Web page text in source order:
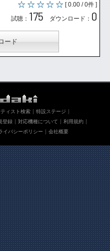
[ 0.00 / 0件 ]
試聴： 175 ダウンロード： 0
ード
ィスト検索
特設ステージ
登録 対応機種について
利用規約
イバシーポリシー 会社概要